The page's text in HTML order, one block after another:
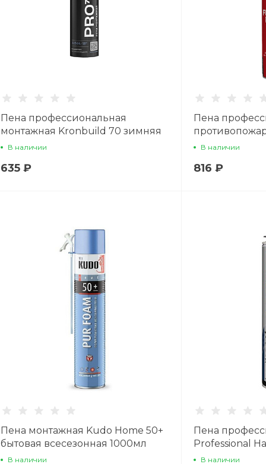
Пена профессиональная
монтажная Kronbuild 70 зимняя
950гр
В наличии
635 ₽
Пена
850гр
В наличии
816 ₽
Пена монтажная Kudo Home 50+
бытовая всесезонная 1000мл
В наличии
Пена
Professional
всесезонная
В наличии